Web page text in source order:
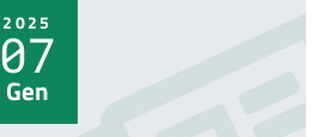
2025
07
Gen